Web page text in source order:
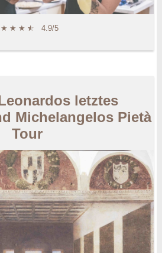
★ ★ ★ ★
☆ 4.9/5
letztes
Michelangelos Pietà
Tour